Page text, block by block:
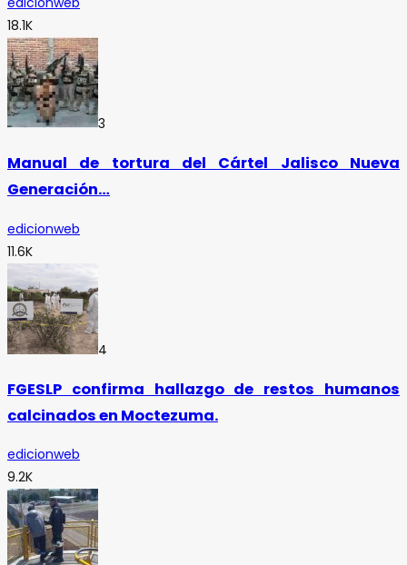
18.1K
3
Manual de tortura del Cártel Jalisco Nueva
Generación…
edicionweb
11.6K
4
FGESLP confirma hallazgo de restos humanos
calcinados en Moctezuma.
edicionweb
9.2K